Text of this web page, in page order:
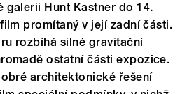
galerii Hunt Kastner do 14.
promítaný v její zadní části.
rozbíhá silné gravitační
ostatní části expozice.
architektonické řešení